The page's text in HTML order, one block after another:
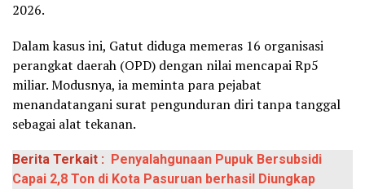
2026.
Dalam kasus ini, Gatut diduga memeras 16 organisasi
perangkat daerah (OPD) dengan nilai mencapai Rp5
miliar. Modusnya, ia meminta para pejabat
menandatangani surat pengunduran diri tanpa tanggal
sebagai alat tekanan.
Berita Terkait :
Penyalahgunaan Pupuk Bersubsidi
Capai 2,8 Ton di Kota Pasuruan berhasil Diungkap